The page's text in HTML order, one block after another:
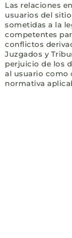
Las relaciones
usuarios del
sometidas a la
competentes
conflictos
Juzgados y
perjuicio de los
al usuario como
normativa